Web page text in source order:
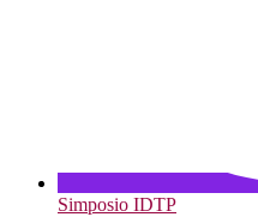
Simposio IDTP